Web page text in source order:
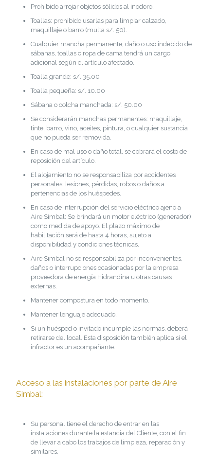
Prohibido arrojar objetos sólidos al inodoro.
Toallas: prohibido usarlas para limpiar calzado,
maquillaje o barro (multa s/. 50).
Cualquier mancha permanente, daño o uso indebido de
sábanas, toallas o ropa de cama tendrá un cargo
adicional según el artículo afectado.
Toalla grande: s/. 35.00
Toalla pequeña: s/. 10.00
Sábana o colcha manchada: s/. 50.00
Se considerarán manchas permanentes: maquillaje,
tinte, barro, vino, aceites, pintura, o cualquier sustancia
que no pueda ser removida.
En caso de mal uso o daño total, se cobrará el costo de
reposición del artículo.
El alojamiento no se responsabiliza por accidentes
personales, lesiones, pérdidas, robos o daños a
pertenencias de los huéspedes.
En caso de interrupción del servicio eléctrico ajeno a
Aire Simbal: Se brindará un motor eléctrico (generador)
como medida de apoyo. El plazo máximo de
habilitación será de hasta 4 horas, sujeto a
disponibilidad y condiciones técnicas.
Aire Simbal no se responsabiliza por inconvenientes,
daños o interrupciones ocasionadas por la empresa
proveedora de energía Hidrandina u otras causas
externas.
Mantener compostura en todo momento.
Mantener lenguaje adecuado.
Si un huésped o invitado incumple las normas, deberá
retirarse del local. Esta disposición también aplica si el
infractor es un acompañante.
Acceso a las instalaciones por parte de Aire
Simbal:
Su personal tiene el derecho de entrar en las
instalaciones durante la estancia del Cliente, con el fin
de llevar a cabo los trabajos de limpieza, reparación y
similares.